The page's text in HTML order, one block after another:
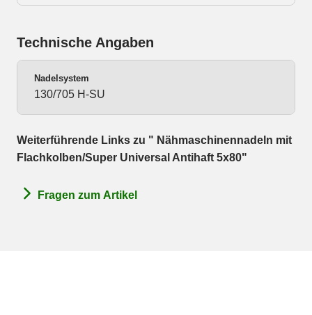
Technische Angaben
Nadelsystem
130/705 H-SU
Weiterführende Links zu " Nähmaschinennadeln mit
Flachkolben/Super Universal Antihaft 5x80"
Fragen zum Artikel